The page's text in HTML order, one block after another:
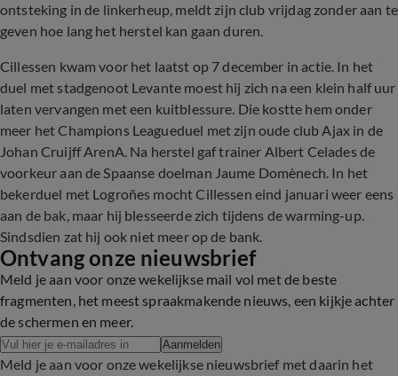
ontsteking in de linkerheup, meldt zijn club vrijdag zonder aan te
geven hoe lang het herstel kan gaan duren.
Cillessen kwam voor het laatst op 7 december in actie. In het
duel met stadgenoot Levante moest hij zich na een klein half uur
laten vervangen met een kuitblessure. Die kostte hem onder
meer het Champions Leagueduel met zijn oude club Ajax in de
Johan Cruijff ArenA. Na herstel gaf trainer Albert Celades de
voorkeur aan de Spaanse doelman Jaume Domènech. In het
bekerduel met Logroñes mocht Cillessen eind januari weer eens
aan de bak, maar hij blesseerde zich tijdens de warming-up.
Sindsdien zat hij ook niet meer op de bank.
Ontvang onze nieuwsbrief
Meld je aan voor onze wekelijkse mail vol met de beste
fragmenten, het meest spraakmakende nieuws, een kijkje achter
de schermen en meer.
Aanmelden
Meld je aan voor onze wekelijkse nieuwsbrief met daarin het